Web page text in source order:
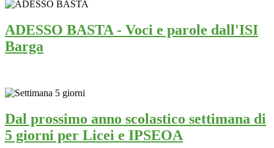
ADESSO BASTA - Voci e parole dall'ISI
Barga
Dal prossimo anno scolastico settimana di
5 giorni per Licei e IPSEOA